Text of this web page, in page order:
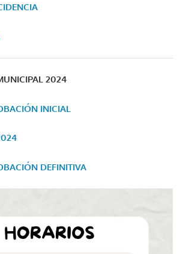
2024
INICIAL
DEFINITIVA